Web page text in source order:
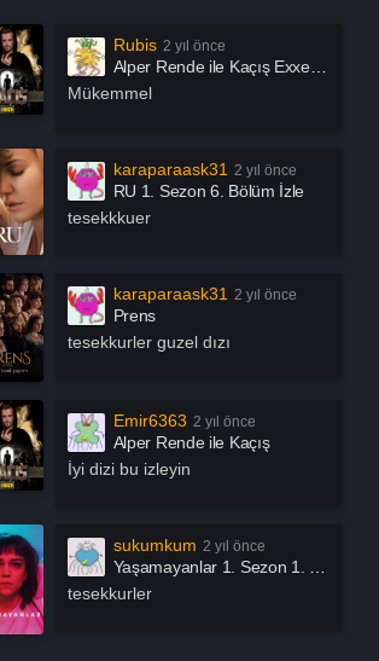
Arabeskin Aşık
Asla Vazgeçme
Özgürsün
İşleri
Mikrofon
Adası
Aşk Kumardır
Bang Bang Baby
Bu Boşluğu
Ben Gri
Sky
Bir Yeraltı Sit-com’u
Olur Mu?
Bizi Ayıran Çizgi
Mirror
Rubis 2 yıl önce
Alper Rende ile Kaçış Exxen 2. Sezon 1. Bölüm İzle
Mükemmel
karaparaask31 2 yıl önce
RU 1. Sezon 6. Bölüm İzle
tesekkkuer
karaparaask31 2 yıl önce
Prens
tesekkurler guzel dızı
Emir6363 2 yıl önce
Alper Rende ile Kaçış
İyi dizi bu izleyin
sukumkum 2 yıl önce
Yaşamayanlar 1. Sezon 1. Bölüm İzle
tesekkurler